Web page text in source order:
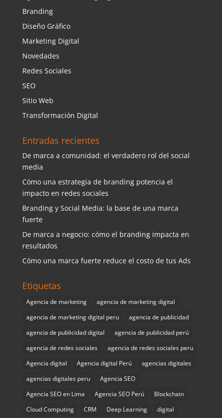
Branding
Diseño Gráfico
Marketing Digital
Novedades
Redes Sociales
SEO
Sitio Web
Transformación Digital
Entradas recientes
De marca a comunidad: el verdadero rol del social
media
Cómo una estrategia de branding potencia el
impacto en redes sociales
Branding y Social Media: la base de una marca
fuerte
De marca a negocio: cómo el branding impacta en
resultados
Cómo una marca fuerte reduce el costo de tus Ads
Etiquetas
Agencia de marketing
agencia de marketing digital
agencia de marketing digital peru
agencia de publicidad
agencia de publicidad digital
agencia de publicidad perú
agencia de redes sociales
agencia de redes sociales peru
Agencia digital
Agencia digital Perú
agencias digitales
agencias digitales peru
Agencia SEO
Agencia SEO en Lima
Agencia SEO Perú
Blockchain
Cloud Computing
CRM Deep Learning digital